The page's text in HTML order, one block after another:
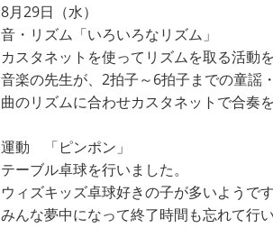
8月29日（水）
音・リズム「いろいろなリズム」
カスタネットを使ってリズムを取る活動を
音楽の先生が、2拍子～6拍子までの童謡
曲のリズムに合わせカスタネットで合奏
運動 「ピンポン」
テーブル卓球を行いました。
ウィズキッズ卓球好きの子が多いようです
みんな夢中になって終了時間も忘れて行い